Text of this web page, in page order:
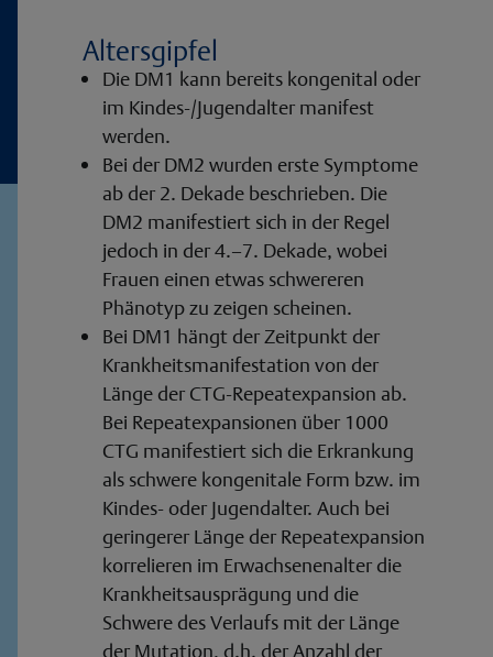
Altersgipfel
Die DM1 kann bereits kongenital oder
im Kindes-/Jugendalter manifest
werden.
Bei der DM2 wurden erste Symptome
ab der 2. Dekade beschrieben. Die
DM2 manifestiert sich in der Regel
jedoch in der 4.–7. Dekade, wobei
Frauen einen etwas schwereren
Phänotyp zu zeigen scheinen.
Bei DM1 hängt der Zeitpunkt der
Krankheitsmanifestation von der
Länge der CTG-Repeatexpansion ab.
Bei Repeatexpansionen über 1000
CTG manifestiert sich die Erkrankung
als schwere kongenitale Form bzw. im
Kindes- oder Jugendalter. Auch bei
geringerer Länge der Repeatexpansion
korrelieren im Erwachsenenalter die
Krankheitsausprägung und die
Schwere des Verlaufs mit der Länge
der Mutation, d.h. der Anzahl der